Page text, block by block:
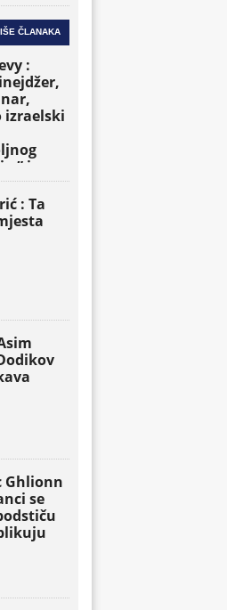
ČLANAKA
:
izraelski
” iz
: Ta
Ghlionn
se